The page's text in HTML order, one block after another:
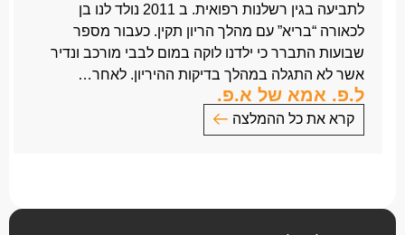
עבודתכם…
בברכה, לאה
לתביעה בגין רשלנות רפואית. ב 2011 נולד לנו בן
לכאורה “בריא” עם מהלך הריון תקין. כעבור מספר
שבועות התברר כי ילדנו לוקה במום לבבי מורכב ונדיר
אשר לא התגלה במהלך בדיקות ההיריון. לאחר…
ל.פ. אמא של א.פ.
קרא את כל ההמלצה
לבצע בדיקה האם קיימת עילה לתביעה בגין רשלנות